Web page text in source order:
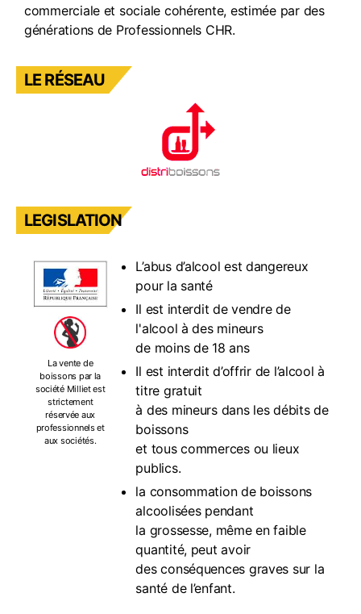
commerciale et sociale cohérente, estimée par des
générations de Professionnels CHR.
LE RÉSEAU
LEGISLATION
La vente de
boissons par la
société Milliet est
strictement
réservée aux
professionnels et
aux sociétés.
L’abus d’alcool est dangereux
pour la santé
Il est interdit de vendre de
l'alcool à des mineurs
de moins de 18 ans
Il est interdit d’offrir de l’alcool à
titre gratuit
à des mineurs dans les débits de
boissons
et tous commerces ou lieux
publics.
la consommation de boissons
alcoolisées pendant
la grossesse, même en faible
quantité, peut avoir
des conséquences graves sur la
santé de l’enfant.